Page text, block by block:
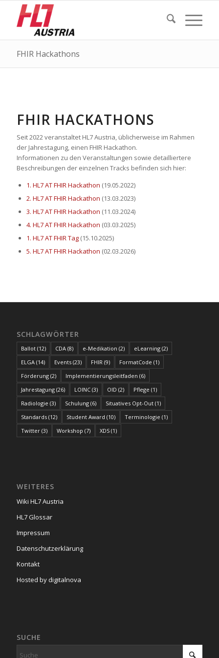
FHIR Hackathons
FHIR HACKATHONS
Seit 2022 veranstaltet HL7 Austria, üblicherweise im Rahmen
der Jahrestagung, einen FHIR Hackathon.
Informationen zu den Veranstaltungen sowie detailliertere
Beschreibungen der einzelnen Tracks befinden sich hier:
1. HL7 AT FHIR Hackathon (19.05.2022)
2. HL7 AT FHIR Hackathon (13.03.2023)
3. HL7 AT FHIR Hackathon (11.03.2024)
4. HL7 AT FHIR Hackathon (03.03.2025)
1. HL7 AT FHIR Tag(15.10.2025)
5. HL7 AT FHIR Hackathon (02.03.2026)
SCHLAGWÖRTER
Ballot(12) CDA(8) e-Medikation (2) eLearning(2)
ELGA(14) Events(23) FHIR(9) FormatCode (1)
Förderung(2) Implementierungsleitfaden (6)
Jahrestagung(26) LOINC(3) OID (2) Pflege (1)
Radiologie (3) Schulung(6) Situatives Opt-Out(1)
Standards(12) Student Award (10) Terminologie (1)
Twitter(3) Workshop (7) XDS(1)
WEITERES
Wiki HL7 Austria
HL7 Glossar
Impressum
Datenschutzerklärung
Kontakt
Hosted by digitalnova
SUCHE